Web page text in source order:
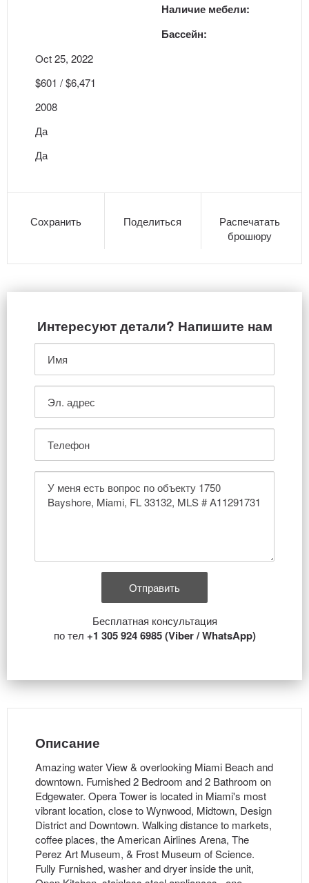
Наличие мебели:
Бассейн:
Oct 25, 2022
$601 / $6,471
2008
Да
Да
Сохранить Поделиться
Распечатать
брошюру
Интересуют детали? Напишите нам
Бесплатная консультация
по тел +1 305 924 6985 (Viber / WhatsApp)
Описание
Amazing water View & overlooking Miami Beach and
downtown. Furnished 2 Bedroom and 2 Bathroom on
Edgewater. Opera Tower is located in Miami's most
vibrant location, close to Wynwood, Midtown, Design
District and Downtown. Walking distance to markets,
coffee places, the American Airlines Arena, The
Perez Art Museum, & Frost Museum of Science.
Fully Furnished, washer and dryer inside the unit,